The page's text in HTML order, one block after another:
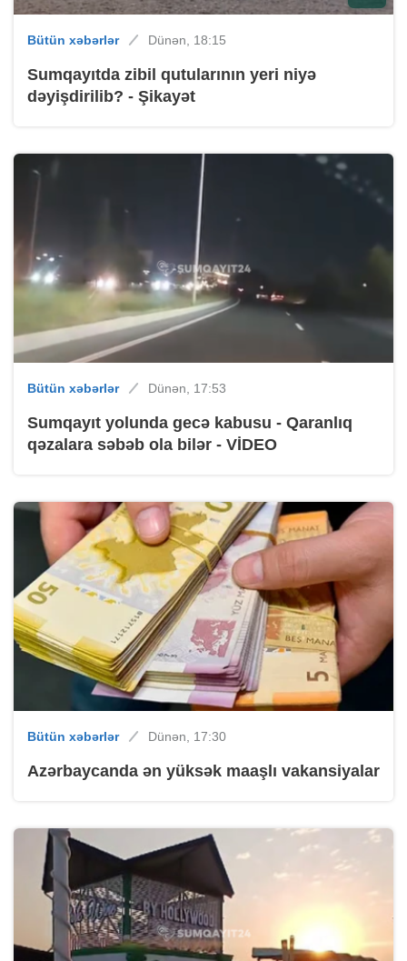
Bütün xəbərlər Dünən, 18:15
Sumqayıtda zibil qutularının yeri niyə
dəyişdirilib? - Şikayət
Bütün xəbərlər Dünən, 17:53
Sumqayıt yolunda gecə kabusu - Qaranlıq
qəzalara səbəb ola bilər - VİDEO
Bütün xəbərlər Dünən, 17:30
Azərbaycanda ən yüksək maaşlı vakansiyalar